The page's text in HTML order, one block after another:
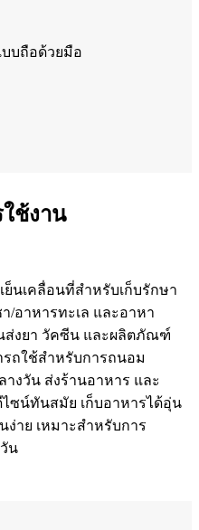
บถือด้วยมือ
ช้งาน
นเคลื่อนที่สำหรับเก็บรักษา
/อาหารทะเล และอาหา
ส่งยา วัคซีน และผลิตภัณฑ์
ถใช้สำหรับการถนอม
งวัน ส่งร้านอาหาร และ
ซน์ทันสมัย ​​เก็บอาหารได้อุ่น
ง่าย เหมาะสำหรับการ
น